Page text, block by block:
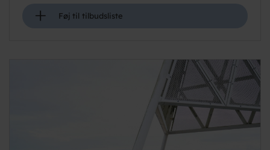
+ Føj til tilbudsliste